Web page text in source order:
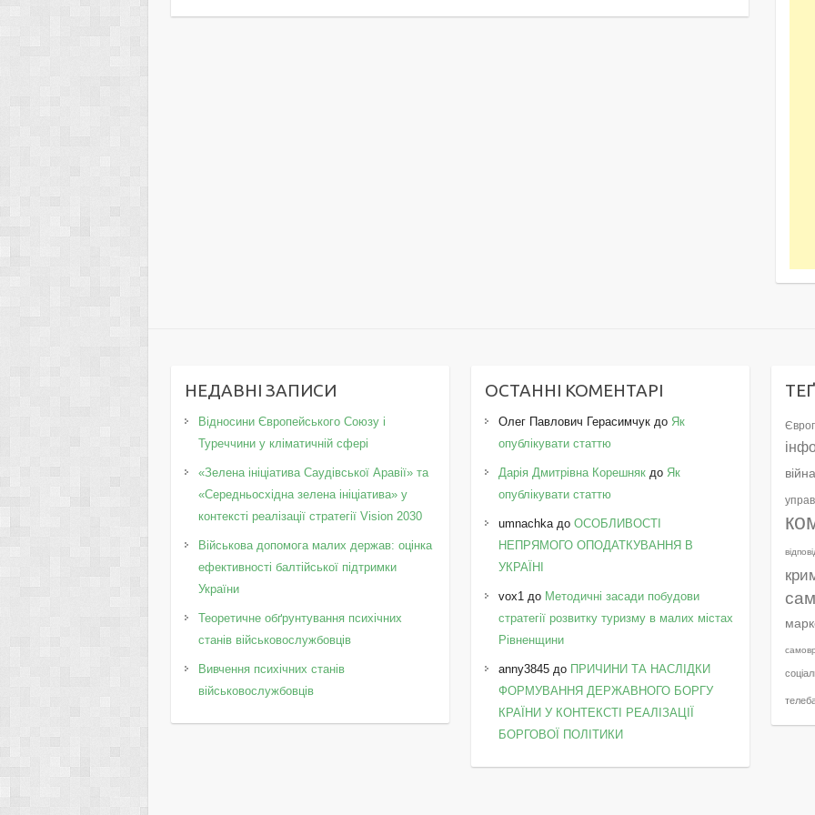
НЕДАВНІ ЗАПИСИ
Відносини Європейського Союзу і
Туреччини у кліматичній сфері
«Зелена ініціатива Саудівської Аравії» та
«Середньосхідна зелена ініціатива» у
контексті реалізації стратегії Vision 2030
Військова допомога малих держав: оцінка
ефективності балтійської підтримки
України
Теоретичне обґрунтування психічних
станів військовослужбовців
Вивчення психічних станів
військовослужбовців
ОСТАННІ КОМЕНТАРІ
Олег Павлович Герасимчук до Як
опублікувати статтю
Дарія Дмитрівна Корешняк до Як
опублікувати статтю
umnachkaдоОСОБЛИВОСТІ
НЕПРЯМОГО ОПОДАТКУВАННЯ В
УКРАЇНІ
vox1 до Методичні засади побудови
стратегії розвитку туризму в малих містах
Рівненщини
anny3845 до ПРИЧИНИ ТА НАСЛІДКИ
ФОРМУВАННЯ ДЕРЖАВНОГО БОРГУ
КРАЇНИ У КОНТЕКСТІ РЕАЛІЗАЦІЇ
БОРГОВОЇ ПОЛІТИКИ
війна